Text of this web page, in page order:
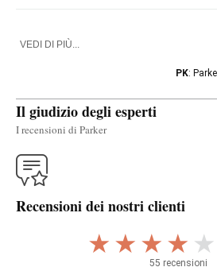
VEDI DI PIÙ...
PK:
Il giudizio degli esperti
I recensioni di Parker
Traduci
gastronomical blend produced
Rioja Alavesa: 90% Tempranillo
Recensioni dei nostri clienti
55 recensioni